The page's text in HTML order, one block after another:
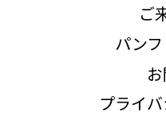
ご
パン
プライ